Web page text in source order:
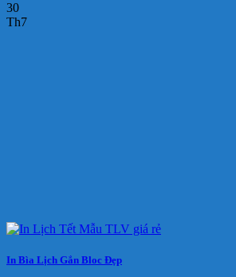
30
Th7
In Bìa Lịch Gắn Bloc Đẹp